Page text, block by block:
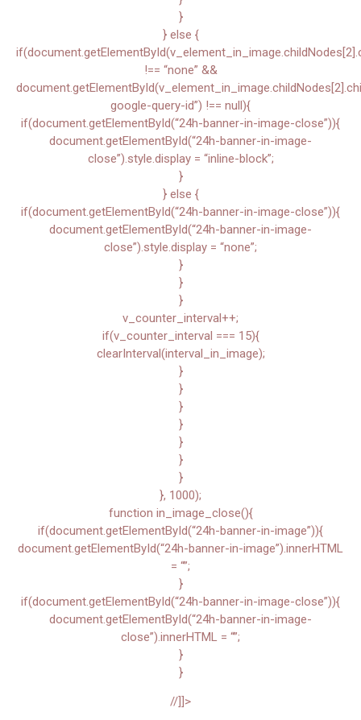
}
} else {
!== “none” &&
google-query-id”) !== null){
if(document.getElementById(“24h-banner-in-image-close”)){
document.getElementById(“24h-banner-in-image-
close”).style.display = “inline-block”;
}
} else {
if(document.getElementById(“24h-banner-in-image-close”)){
document.getElementById(“24h-banner-in-image-
close”).style.display = “none”;
}
}
}
v_counter_interval++;
if(v_counter_interval === 15){
clearInterval(interval_in_image);
}
}
}
}
}
}
}
}, 1000);
function in_image_close(){
if(document.getElementById(“24h-banner-in-image”)){
document.getElementById(“24h-banner-in-image”).innerHTML
= “”;
}
if(document.getElementById(“24h-banner-in-image-close”)){
document.getElementById(“24h-banner-in-image-
close”).innerHTML = “”;
}
}
//]]>